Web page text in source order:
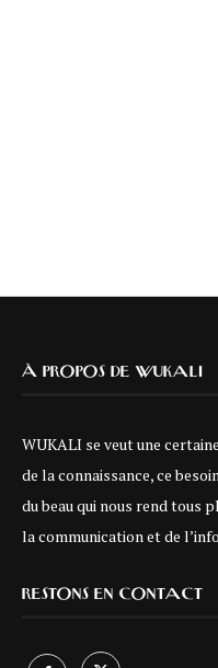
À PROPOS DE WUKALI
WUKALI se veut une
de la connaissance, ce
du beau qui nous rend tous
la communication et de
RESTONS EN CONTACT